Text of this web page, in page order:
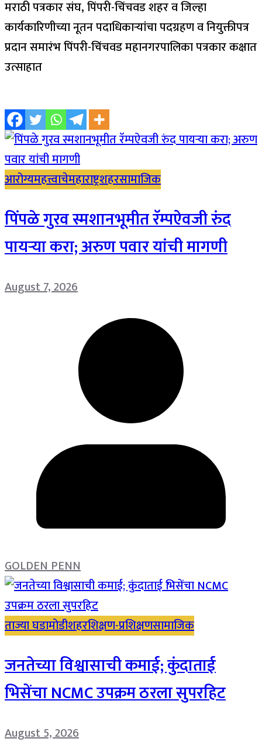
मराठी पत्रकार संघ, पिंपरी-चिंचवड शहर व जिल्हा
कार्यकारिणीच्या नूतन पदाधिकाऱ्यांचा पदग्रहण व नियुक्तीपत्र
प्रदान समारंभ पिंपरी-चिंचवड महानगरपालिका पत्रकार कक्षात
उत्साहात
आरोग्यमहत्त्वाचेमहाराष्ट्रशहरसामाजिक
पिंपळे गुरव स्मशानभूमीत रॅम्पऐवजी रुंद
पायऱ्या करा; अरुण पवार यांची मागणी
August 7, 2026
GOLDEN PENN
ताज्या घडामोडीशहरशिक्षण-प्रशिक्षणसामाजिक
जनतेच्या विश्वासाची कमाई; कुंदाताई
भिसेंचा NCMC उपक्रम ठरला सुपरहिट
August 5, 2026